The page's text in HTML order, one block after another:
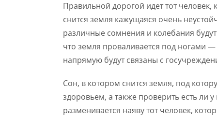
Правильной дорогой идет тот
снится земля кажущаяся очень
различные сомнения и колебания
что земля проваливается под ногами
напрямую будут связаны с
Сон, в котором снится земля, под
здоровьем, а также проверить есть ли
разменивается наяву тот человек,